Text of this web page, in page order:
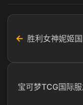
← 胜利女神妮姬
宝可梦TCG国际